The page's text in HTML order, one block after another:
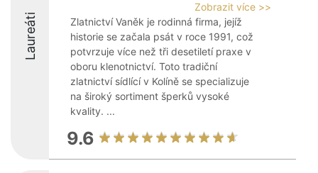
Laureáti
Zobrazit více >>
Zlatnictví Vaněk je rodinná firma, jejíž
historie se začala psát v roce 1991, což
potvrzuje více než tři desetiletí praxe v
oboru klenotnictví. Toto tradiční
zlatnictví sídlící v Kolíně se specializuje
na široký sortiment šperků vysoké
kvality. ...
9.6